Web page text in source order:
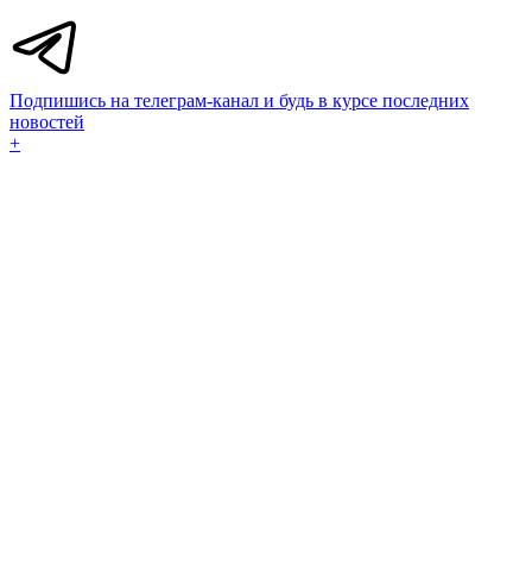
Подпишись на телеграм-канал и будь в курсе последних
новостей
+